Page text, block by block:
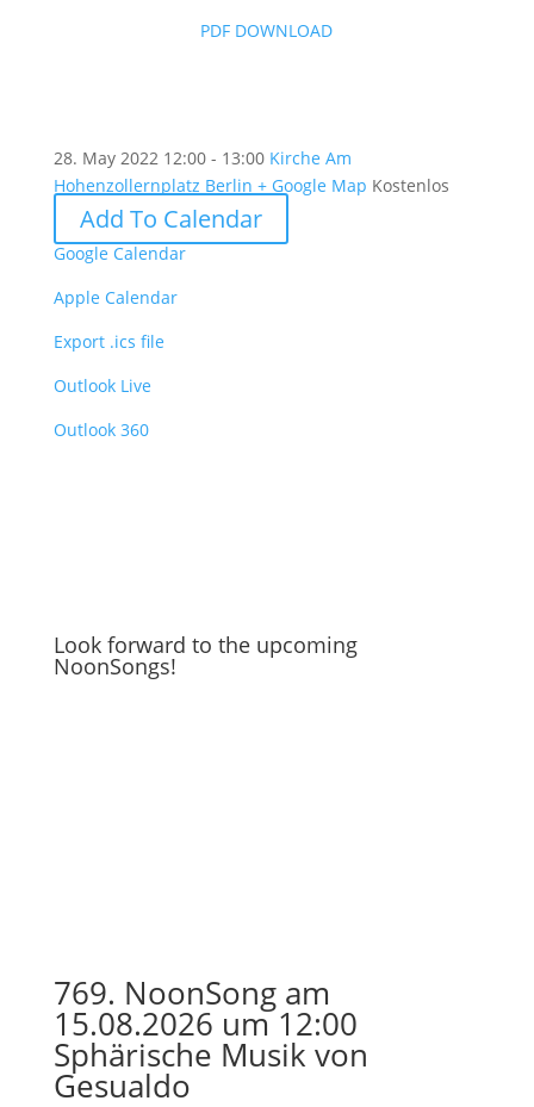
PDF DOWNLOAD
28. May 2022 12:00 - 13:00 Kirche Am
Hohenzollernplatz Berlin + Google Map Kostenlos
Add To Calendar
Google Calendar
Apple Calendar
Export .ics file
Outlook Live
Outlook 360
Look forward to the upcoming
NoonSongs!
769. NoonSong am
15.08.2026 um 12:00
Sphärische Musik von
Gesualdo